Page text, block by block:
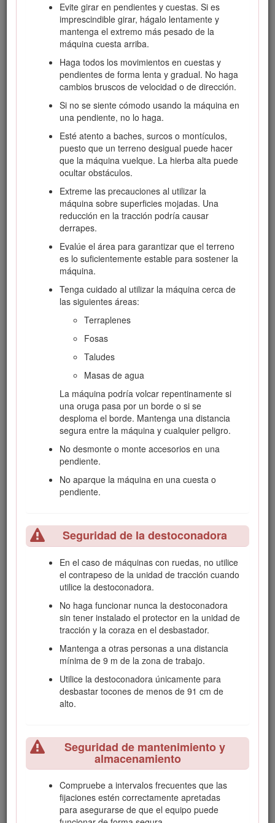
Evite girar en pendientes y cuestas. Si es
imprescindible girar, hágalo lentamente y
mantenga el extremo más pesado de la
máquina cuesta arriba.
Haga todos los movimientos en cuestas y
pendientes de forma lenta y gradual. No haga
cambios bruscos de velocidad o de dirección.
Si no se siente cómodo usando la máquina en
una pendiente, no lo haga.
Esté atento a baches, surcos o montículos,
puesto que un terreno desigual puede hacer
que la máquina vuelque. La hierba alta puede
ocultar obstáculos.
Extreme las precauciones al utilizar la
máquina sobre superficies mojadas. Una
reducción en la tracción podría causar
derrapes.
Evalúe el área para garantizar que el terreno
es lo suficientemente estable para sostener la
máquina.
Tenga cuidado al utilizar la máquina cerca de
las siguientes áreas:
Terraplenes
Fosas
Taludes
Masas de agua
La máquina podría volcar repentinamente si
una oruga pasa por un borde o si se
desploma el borde. Mantenga una distancia
segura entre la máquina y cualquier peligro.
No desmonte o monte accesorios en una
pendiente.
No aparque la máquina en una cuesta o
pendiente.
Seguridad de la destoconadora
En el caso de máquinas con ruedas, no utilice
el contrapeso de la unidad de tracción cuando
utilice la destoconadora.
No haga funcionar nunca la destoconadora
sin tener instalado el protector en la unidad de
tracción y la coraza en el desbastador.
Mantenga a otras personas a una distancia
mínima de 9 m de la zona de trabajo.
Utilice la destoconadora únicamente para
desbastar tocones de menos de 91 cm de
alto.
Seguridad de mantenimiento y
almacenamiento
Compruebe a intervalos frecuentes que las
fijaciones estén correctamente apretadas
para asegurarse de que el equipo puede
Seguridad en general
Siga siempre todas las instrucciones de seguridad con
el fin de evitar lesiones corporales graves e incluso la
muerte.
No supere la capacidad nominal de trabajo,
puesto que la máquina puede desestabilizarse y
causar una pérdida de control.
No transporte ningún accesorio con los
brazos elevados o extendidos (si procede)
Transporte siempre el accesorio cerca del suelo;
consultePosición de transporte.
Marque las áreas de la zona de trabajo que
contienen tendidos enterrados y otros objetos, y
no excave en las zonas marcadas.
Lea y comprenda el contenido de esteManual
del operador
Preste toda su atención al utilizar la máquina. No
realice ninguna actividad que pudiera distraerle;
de lo contrario, podrían producirse lesiones o
daños materiales.
No deje nunca que la máquina sea utilizada por
niños o por personas que no hayan recibido la
componentes y accesorios en movimiento.
No haga funcionar la máquina si no están
colocados y funcionando los protectores y
dispositivos de seguridad.
Mantenga alejados a otras personas y a los
animales domésticos de la máquina.
Pare la máquina, apáguela y retire la llave antes
de realizar tareas de mantenimiento o repostaje y
antes de eliminar obstrucciones en la máquina.
El uso o mantenimiento incorrecto de esta máquina
preste atención siempre al símbolo de alerta de
seguridad , que significa: Cuidado, Advertencia o
Peligro – instrucción relativa a la seguridad personal. El
incumplimiento de estas instrucciones puede dar lugar
a lesiones personales o la muerte.
Seguridad en las pendientes
Al subir y bajar pendientes, hágalo con el
extremo más pesado de la máquina cuesta
arriba.La distribución del peso varía
dependiendo del accesorio. Este accesorio hace
que la parte delantera de la máquina sea el
brazos de carga en una pendiente afecta a la
estabilidad de la máquina. Mantenga los brazos
de carga en posición bajada y retraída mientras
esté en pendientes.
Las pendientes son un factor de primera
importancia relacionado con los accidentes por